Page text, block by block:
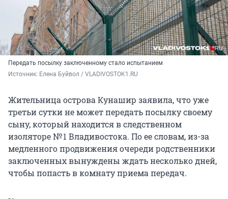
Передать посылку заключенному стало испытанием
Источник: Елена Буйвол / VLADIVOSTOK1.RU
Жительница острова Кунашир заявила, что уже
третьи сутки не может передать посылку своему
сыну, который находится в следственном
изоляторе № 1 Владивостока. По ее словам, из-за
медленного продвижения очереди родственники
заключенных вынуждены ждать несколько дней,
чтобы попасть в комнату приема передач.